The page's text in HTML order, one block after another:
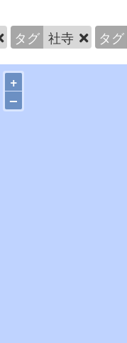
タグ 社寺 タグ
+
–